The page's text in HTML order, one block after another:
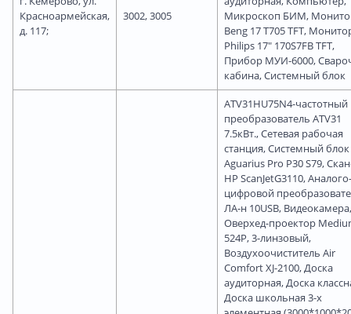
Красноармейская,
д. 117;
3002, 3005
Микроскоп БИМ,
Beng 17 T705 TFT,
Philips 17" 170S7FB TFT,
Прибор МУИ-6000,
кабина, Системный блок
ATV31HU75N4-частотный
преобразователь ATV31
7.5кВт., Cетевая рабочая
станция, Cистемный блок
Aguarius Pro P30 S79,
HP ScanJetG3110, Аналого-
цифровой
ЛА-н 10USB,
Оверхед-проектор
524P, 3-линзовый,
Воздухоочиститель Air
Comfort XJ-2100, Доска
аудиторная, Доска
Доска школьная 3-х